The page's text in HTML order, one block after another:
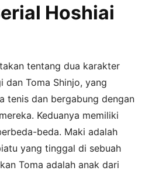
Hoshiai
tentang dua karakter
dan Toma Shinjo, yang
tenis dan bergabung dengan
Keduanya memiliki
beda. Maki adalah
yang tinggal di sebuah
Toma adalah anak dari